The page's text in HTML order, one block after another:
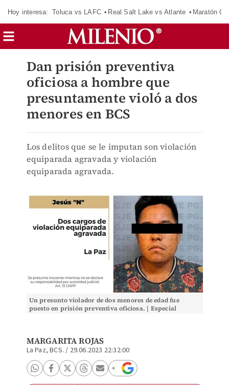
Hoy interesa: Toluca vs LAFC Real Salt Lake vs Atlante Maratón
Dan prisión preventiva
oficiosa a hombre que
presuntamente violó a dos
menores en BCS
Los delitos que se le imputan son violación
equiparada agravada y violación
equiparada agravada.
Un presunto violador de dos menores de edad fue
puesto en prisión preventiva oficiosa. | Especial
MARGARITA ROJAS
La Paz, BCS. / 29.06.2023 22:32:00